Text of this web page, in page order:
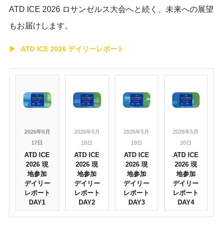
ATD ICE 2026 ロサンゼルス大会へと続く、未来への展望
もお届けします。
ATD ICE 2026 デイリーレポート
2026年5月
17日
ATD ICE
2026 現
地参加
デイリー
レポート
DAY1
2026年5月
18日
ATD ICE
2026 現
地参加
デイリー
レポート
DAY2
2026年5月
19日
ATD ICE
2026 現
地参加
デイリー
レポート
DAY3
2026年5月
20日
ATD ICE
2026 現
地参加
デイリー
レポート
DAY4